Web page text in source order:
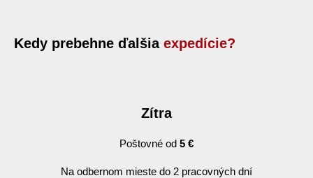
Kedy prebehne ďalšia expedície?
Zítra
Poštovné od 5 €
Na odbernom mieste do 2 pracovných dní